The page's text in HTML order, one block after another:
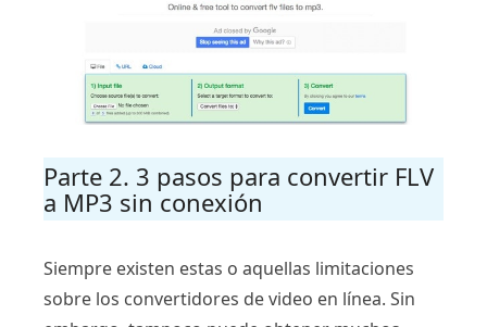
Parte 2. 3 pasos para convertir FLV
a MP3 sin conexión
Siempre existen estas o aquellas limitaciones
sobre los convertidores de video en línea. Sin